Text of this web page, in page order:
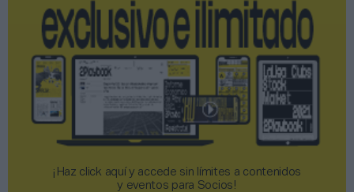
¡Haz click aquí y accede sin límites a contenidos
y eventos para Socios!​​​​​​​